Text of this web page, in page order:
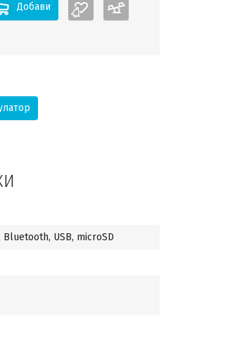
Добави
USB, microSD